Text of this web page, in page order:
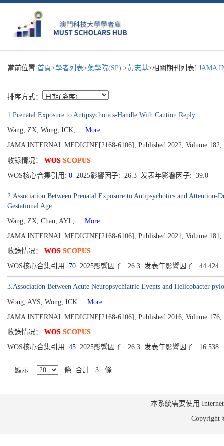
當前位置:首頁>學者列表>藥學院(SP) >黃志基>相關期刊列表[ JAMA
排序方式：
1.Prenatal Exposure to Antipsychotics-Handle With Caution Reply
Wang, ZX, Wong, ICK,
More...
JAMA INTERNAL MEDICINE[2168-6106], Published 2022, Volume 182,
收錄情况： WOS SCOPUS
WOS核心合集引用: 0 2025影響因子: 26.3 发表年影響因子: 39.0
2.Association Between Prenatal Exposure to Antipsychotics and
Gestational Age
Wang, ZX, Chan, AYL,
More...
JAMA INTERNAL MEDICINE[2168-6106], Published 2021, Volume 181,
收錄情况： WOS SCOPUS
WOS核心合集引用: 70 2025影響因子: 26.3 发表年影響因子: 44.424
3.Association Between Acute Neuropsychiatric Events and Helicobacter
Wong, AYS, Wong, ICK
More...
JAMA INTERNAL MEDICINE[2168-6106], Published 2016, Volume 176,
收錄情况： WOS SCOPUS
WOS核心合集引用: 45 2025影響因子: 26.3 发表年影響因子: 16.538
顯示 條 合計 3 條
本系統需要使用
Copyright